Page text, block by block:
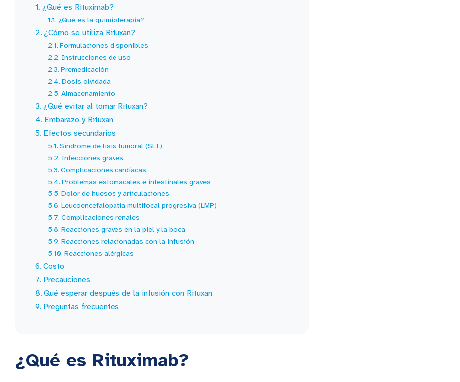
¿Qué es Rituximab?
¿Qué es la quimioterapia?
¿Cómo se utiliza Rituxan?
Formulaciones disponibles
Instrucciones de uso
Premedicación
Dosis olvidada
Almacenamiento
¿Qué evitar al tomar Rituxan?
Embarazo y Rituxan
Efectos secundarios
Síndrome de lisis tumoral (SLT)
Infecciones graves
Complicaciones cardíacas
Problemas estomacales e intestinales graves
Dolor de huesos y articulaciones
Leucoencefalopatía multifocal progresiva (LMP)
Complicaciones renales
Reacciones graves en la piel y la boca
Reacciones relacionadas con la infusión
Reacciones alérgicas
Costo
Precauciones
Qué esperar después de la infusión con Rituxan
Preguntas frecuentes
¿Qué es Rituximab?